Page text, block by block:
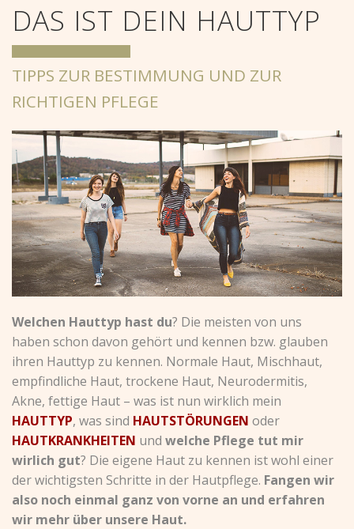
DAS IST DEIN HAUTTYP
TIPPS ZUR BESTIMMUNG UND ZUR
RICHTIGEN PFLEGE
Welchen Hauttyp hast du? Die meisten von uns
haben schon davon gehört und kennen bzw. glauben
ihren Hauttyp zu kennen. Normale Haut, Mischhaut,
empfindliche Haut, trockene Haut, Neurodermitis,
Akne, fettige Haut – was ist nun wirklich mein
HAUTTYP, was sind HAUTSTÖRUNGEN oder
HAUTKRANKHEITEN und welche Pflege tut mir
wirlich gut? Die eigene Haut zu kennen ist wohl einer
der wichtigsten Schritte in der Hautpflege. Fangen wir
also noch einmal ganz von vorne an und erfahren
wir mehr über unsere Haut.